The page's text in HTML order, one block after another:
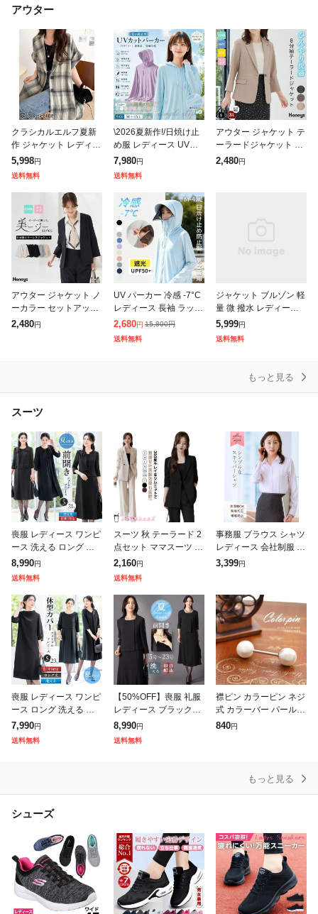
アウター
クラシカルエルフ夏新
作 ジャケット レディー
ス 夏 薄手 大きいサイ
ズ アウター パナマ風
チェック 半袖 テーラー
ドジャ
5,998円
送料無料
\2026夏新作!/日焼け止
め服 レディース UVパ
ーカー UV UPF50+ UV
カット ラッシュガード
ブルゾン レディース
7,980円
送料無料
アウター ジャケット テ
ーラードジャケット 接
触冷感 セットアップ ハ
2,480円
アウター ジャケット ノ
ーカラー セットアップ
ウォッシャブル 大きい
2,480円
UV パーカー 冷感 -7°C
レディース 長袖 ラッシ
ュガード UVカット ア
ウター メッシュ 素材
通気口 指穴 つば 取
2,680円 15,800円
送料無料
ジャケット ブルゾン 軽
量 微 撥水 レディース
アウター ロング コート
ドルマン チュニック お
尻が隠れる 羽織 ボリュ
5,999円
送料無料
もっと見る
スーツ
喪服 レディース ワンピ
ース 洗える ロング 膝
下 前開き 長袖 ブラッ
ク フォーマル 大きいサ
イズ 小さいサイズ 体型
カバー
8,990円
送料無料
スーツ 秋 テーラード 2
点セット ママスーツ パ
ンツ スーツ ジャケット
セットアップ 大きいサ
イズ フォーマル レディ
ース
2,160円
送料無料
事務服 ブラウス シャツ
レディース 会社制服 パ
ウダーサテンスキッパ
ンナー
3,399円
喪服 レディース ワンピ
ース ロング 洗える ブ
ラックフォーマル 体型
カバー 礼服 夏用にも
7,990円
送料無料
【50%OFF】喪服 礼服
レディース ブラックフ
ォーマル 大きいサイズ
ワンピース オールシー
8,990円
送料無料
襟ピン カラーピン ネジ
式 カラーバー パール
襟飾り レディース シン
840円
もっと見る
シューズ